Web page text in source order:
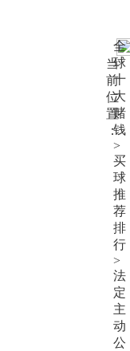
当
前
位
置
：
全
球
十
大
赌
钱
>
买
球
推
荐
排
行
>
法
定
主
动
公